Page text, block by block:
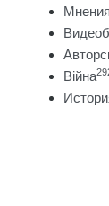
Мнения
Війна